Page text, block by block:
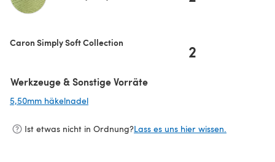
Caron Simply Soft Collection 2
Werkzeuge & Sonstige Vorräte
5,50mm häkelnadel
Ist etwas nicht in Ordnung?Lass es uns hier wissen.